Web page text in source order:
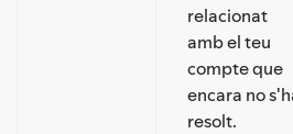
relacionat
amb el teu
compte que
encara no
resolt.